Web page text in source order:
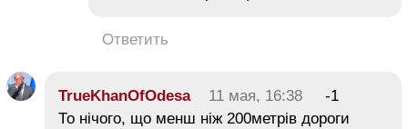
Ответить
TrueKhanOfOdesa 11 мая, 16:38
-1
То нічого, що менш ніж 200метрів дороги